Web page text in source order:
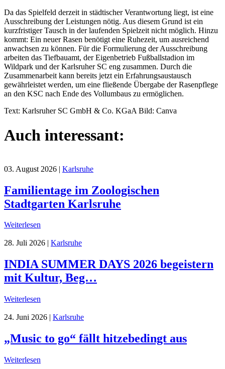
Da das Spielfeld derzeit in städtischer Verantwortung liegt, ist eine
Ausschreibung der Leistungen nötig. Aus diesem Grund ist ein
kurzfristiger Tausch in der laufenden Spielzeit nicht möglich. Hinzu
kommt: Ein neuer Rasen benötigt eine Ruhezeit, um ausreichend
anwachsen zu können. Für die Formulierung der Ausschreibung
arbeiten das Tiefbauamt, der Eigenbetrieb Fußballstadion im
Wildpark und der Karlsruher SC eng zusammen. Durch die
Zusammenarbeit kann bereits jetzt ein Erfahrungsaustausch
gewährleistet werden, um eine fließende Übergabe der Rasenpflege
an den KSC nach Ende des Vollumbaus zu ermöglichen.
Text: Karlsruher SC GmbH & Co. KGaA Bild: Canva
Auch interessant:
03. August 2026 | Karlsruhe
Familientage im Zoologischen
Stadtgarten Karlsruhe
Weiterlesen
28. Juli 2026 Karlsruhe
INDIA SUMMER DAYS 2026 begeistern
mit Kultur, Beg…
Weiterlesen
24. Juni 2026 | Karlsruhe
„Music to go“ fällt hitzebedingt aus
Weiterlesen